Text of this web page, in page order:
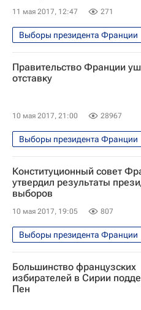
11 мая 2017, 12:47 271
Выборы президента Франции
Франция
Эммануэль
Правительство Франции
отставку
10 мая 2017, 21:00 28967
Выборы президента Франции
Франция
Франсуа
Эммануэль Макрон
Совет министров Франции
Конституционный совет
утвердил результаты
выборов
10 мая 2017, 19:05 807
Выборы президента Франции
Франция
Эммануэль
Большинство французских
избирателей в Сирии
Пен